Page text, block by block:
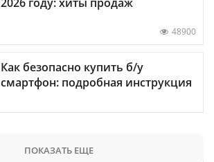
48900
Как безопасно купить б/у
смартфон: подробная инструкция
ПОКАЗАТЬ ЕЩЕ